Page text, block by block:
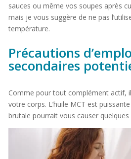
sauces ou même vos soupes après
mais je vous suggère de ne pas
température.
Précautions
secondaires
Comme pour tout complément actif,
votre corps. L’huile MCT est
brutale pourrait vous causer